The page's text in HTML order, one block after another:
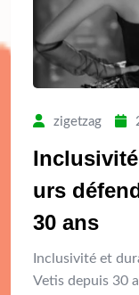
zigetzag
urs
30 ans
Inclusivité et
Vetis depuis 30